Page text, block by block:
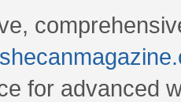
for advanced